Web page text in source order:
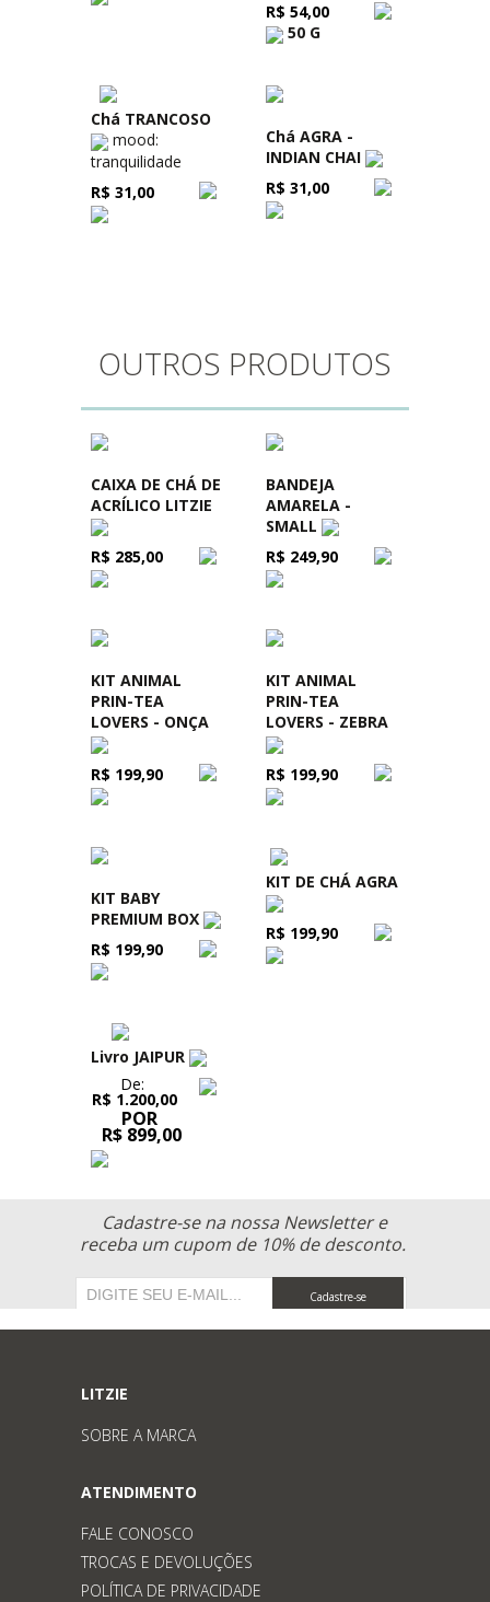
R$ 54,00
50 G
Chá TRANCOSO
mood:
tranquilidade
R$ 31,00
Chá AGRA -
INDIAN CHAI
R$ 31,00
OUTROS PRODUTOS
CAIXA DE CHÁ DE
ACRÍLICO LITZIE
R$ 285,00
BANDEJA
AMARELA -
SMALL
R$ 249,90
KIT ANIMAL
PRIN-TEA
LOVERS - ONÇA
R$ 199,90
KIT ANIMAL
PRIN-TEA
LOVERS - ZEBRA
R$ 199,90
KIT BABY
PREMIUM BOX
R$ 199,90
KIT DE CHÁ AGRA
R$ 199,90
Livro JAIPUR
De:
R$ 1.200,00
POR
R$ 899,00
Cadastre-se na nossa Newsletter e
receba um cupom de 10% de desconto.
Cadastre-se
LITZIE
SOBRE A MARCA
ATENDIMENTO
FALE CONOSCO
TROCAS E DEVOLUÇÕES
POLÍTICA DE PRIVACIDADE